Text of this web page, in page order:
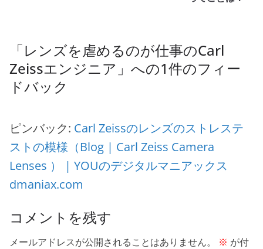
「レンズを虐めるのが仕事のCarl
Zeissエンジニア 」への1件のフィー
ドバック
ピンバック: Carl Zeissのレンズのストレステ
ストの模様（Blog | Carl Zeiss Camera
Lenses ） | YOUのデジタルマニアックス
dmaniax.com
コメントを残す
メールアドレスが公開されることはありません。 ※ が付